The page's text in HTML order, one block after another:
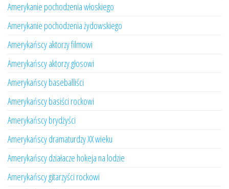
Amerykanie pochodzenia włoskiego
Amerykanie pochodzenia żydowskiego
Amerykańscy aktorzy filmowi
Amerykańscy aktorzy głosowi
Amerykańscy baseballiści
Amerykańscy basiści rockowi
Amerykańscy brydżyści
Amerykańscy dramaturdzy XX wieku
Amerykańscy działacze hokeja na lodzie
Amerykańscy gitarzyści rockowi